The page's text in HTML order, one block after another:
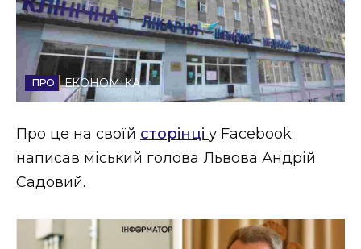
Стиль життя
Втрачений Ужгород
ЗАКАРПАТСЬКІ НОВИНИ
ЕКОНОМІКА
Про це на своїй сторінці у Facebook
написав міський голова Львова Андрій
Садовий.